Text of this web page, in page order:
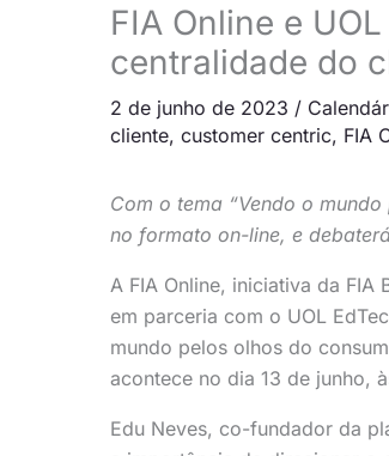
FIA Online e
centralidade do
2 de junho de 2023 /
cliente, customer centric, FIA
Com o tema “Vendo o
no formato on-line, e
A FIA Online, iniciativa da FIA
em parceria com o UOL
mundo pelos olhos do
acontece no dia 13 de junho,
Edu Neves, co-fundador da